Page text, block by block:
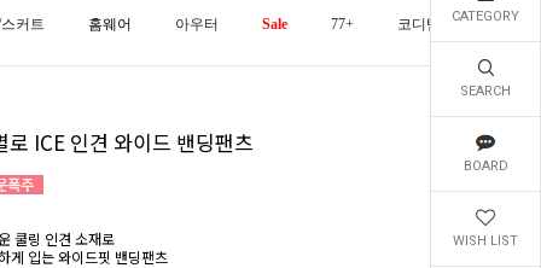
CATEGORY
SEARCH
BOARD
WISH LIST
커트 홈웨어 아우터 Sale 77+ 코디템 오늘발송
로 ICE 인견 와이드 밴딩팬츠
쿨링 인견 소재로
게 입는 와이드핏 밴딩팬츠